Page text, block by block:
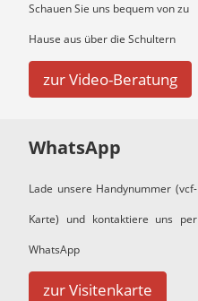
Schauen Sie uns bequem von zu
Hause aus über die Schultern
zur Video-Beratung
WhatsApp
Lade unsere Handynummer (vcf-
Karte) und kontaktiere uns per
WhatsApp
zur Visitenkarte